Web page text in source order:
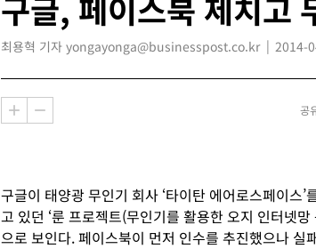
최용혁 기자 yongayonga@businesspost.co.kr 2014-
공
구글이 태양광 무인기 회사 ‘타이탄 에어로스페이스
고 있던 ‘룬 프로젝트(무인기를 활용한 오지 인터넷
으로 보인다. 페이스북이 먼저 인수를 추진했으나 실